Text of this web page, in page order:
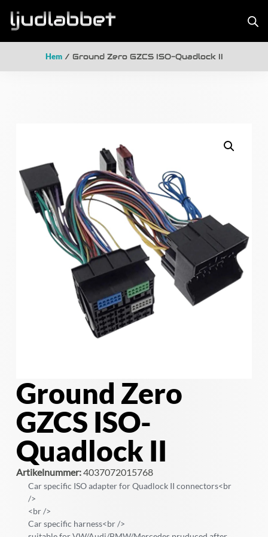
Hem/ Ground Zero GZCS ISO-Quadlock II
Ground Zero
GZCS ISO-
Quadlock II
Artikelnummer:4037072015768
Car specific ISO adapter for Quadlock II connectors<br
/>
<br />
Car specific harness<br />